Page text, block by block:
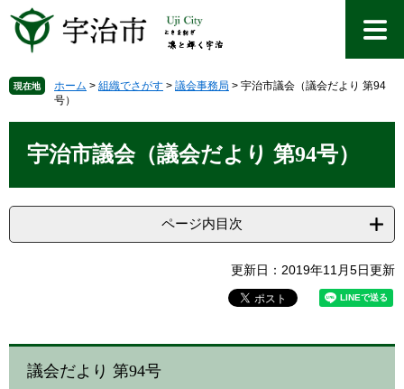
先
で
を
ば
現在地 ホーム > 組織でさがす > 議会事務局 > 宇治市議会（議会だより 第94
号）
宇治市議会（議会だより 第94号）
ページ内目次
更新日：2019年11月5日更新
議会だより 第94号